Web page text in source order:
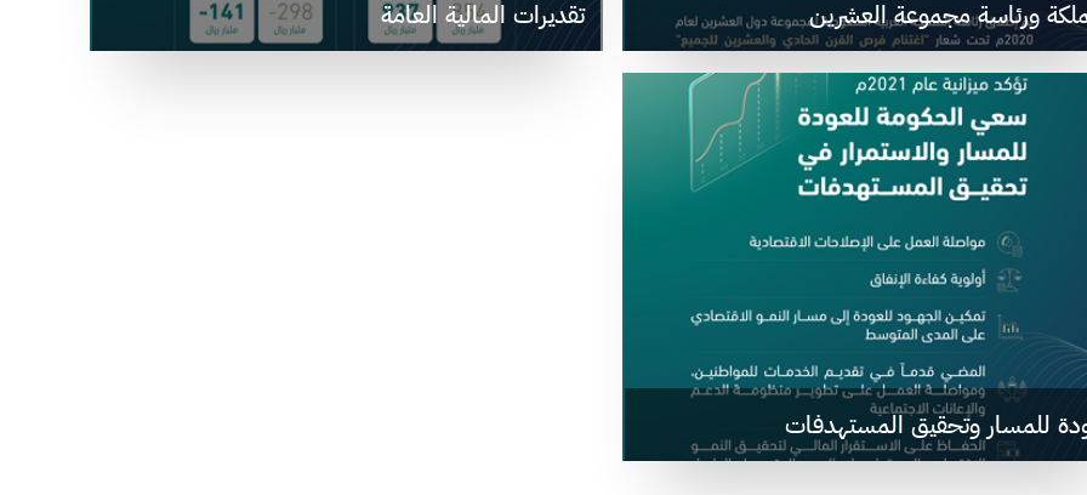
ورئاسة مجموعة العشرين تقديرات المالية العامة
للمسار وتحقيق المستهدفات